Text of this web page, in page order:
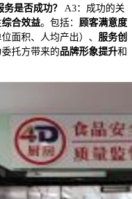
是否成功？
A3：成功的关
综合效益。包括： 顾客满意度
位面积、人均产出）、 服务创
委托方带来的品牌形象提升和